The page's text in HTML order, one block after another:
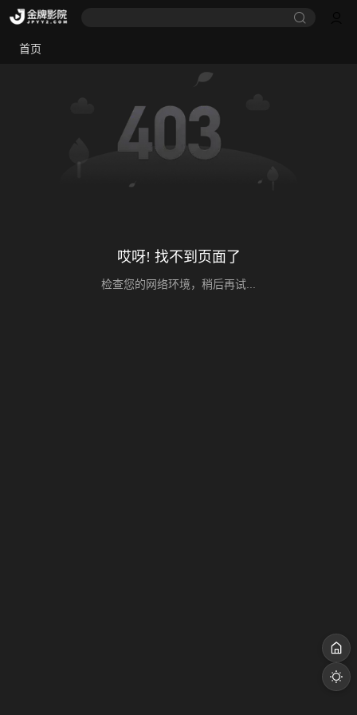
首页
哎呀! 找不到页面了
检查您的网络环境，稍后再试...